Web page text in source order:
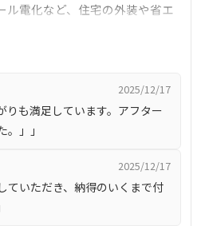
ル電化など、住宅の外装や省エ
ています。自社職人による完
写真付きの仕様書で工程を丁
よる徹底的な下地処理を行うな
います。宇土市を含む熊本県全
績は2000棟以上。口コミでも
います。
2025/12/17
りも満足しています。アフター
」」
2025/12/17
ていただき、納得のいくまで付